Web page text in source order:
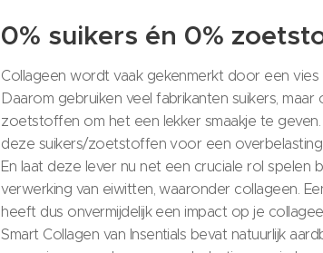
0% suikers én 0%
Collageen wordt vaak gekenmerkt door een vies
Daarom gebruiken veel fabrikanten suikers, maar
zoetstoffen om het een lekker smaakje te
deze suikers/zoetstoffen voor een overbelasting
En laat deze lever nu net een cruciale rol spelen
verwerking van eiwitten, waaronder collageen.
heeft dus onvermijdelijk een impact op je
Smart Collagen van Insentials bevat natuurlijk